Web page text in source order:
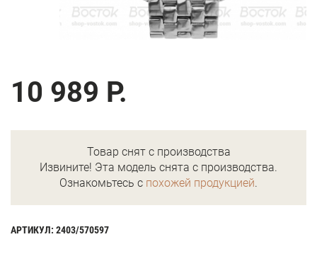
10 989 Р.
Товар снят с производства
Извините! Эта модель снята с производства.
Ознакомьтесь с похожей продукцией.
АРТИКУЛ: 2403/570597